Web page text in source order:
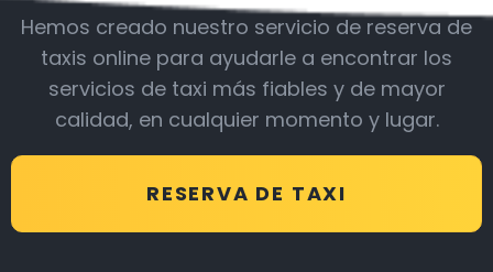
Hemos creado nuestro servicio de reserva de
taxis online para ayudarle a encontrar los
servicios de taxi más fiables y de mayor
calidad, en cualquier momento y lugar.
RESERVA DE TAXI